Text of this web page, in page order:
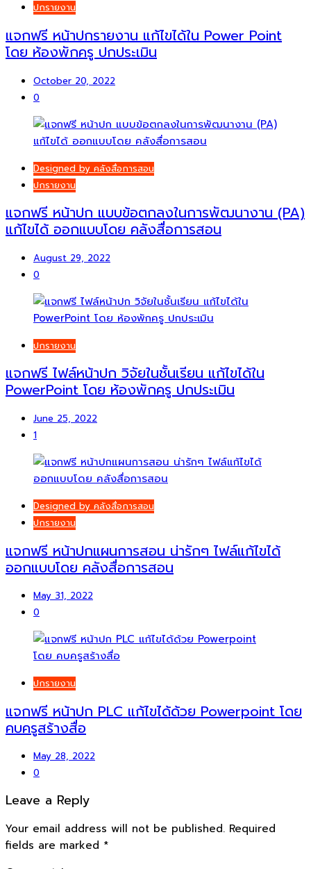
ปกรายงาน
แจกฟรี หน้าปกรายงาน แก้ไขได้ใน Power Point
โดย ห้องพักครู ปกประเมิน
October 20, 2022
0
Designed by คลังสื่อการสอน
ปกรายงาน
แจกฟรี หน้าปก แบบข้อตกลงในการพัฒนางาน (PA)
แก้ไขได้ ออกแบบโดย คลังสื่อการสอน
August 29, 2022
0
ปกรายงาน
แจกฟรี ไฟล์หน้าปก วิจัยในชั้นเรียน แก้ไขได้ใน
PowerPoint โดย ห้องพักครู ปกประเมิน
June 25, 2022
1
Designed by คลังสื่อการสอน
ปกรายงาน
แจกฟรี หน้าปกแผนการสอน น่ารักๆ ไฟล์แก้ไขได้
ออกแบบโดย คลังสื่อการสอน
May 31, 2022
0
ปกรายงาน
แจกฟรี หน้าปก PLC แก้ไขได้ด้วย Powerpoint โดย
คบครูสร้างสื่อ
May 28, 2022
0
Leave a Reply
Your email address will not be published. Required
fields are marked *